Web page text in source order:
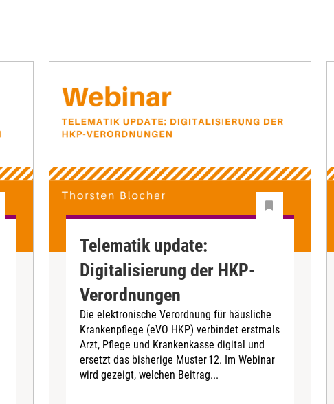
Telematik update:
Digitalisierung der HKP-
Verordnungen
Die elektronische Verordnung für häusliche
Krankenpflege (eVO HKP) verbindet erstmals
Arzt, Pflege und Krankenkasse digital und
ersetzt das bisherige Muster 12. Im Webinar
wird gezeigt, welchen Beitrag...